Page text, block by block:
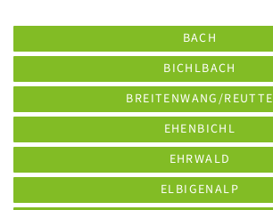
BACH
BICHLBACH
BREITENWANG/REUTTE
EHENBICHL
EHRWALD
ELBIGENALP